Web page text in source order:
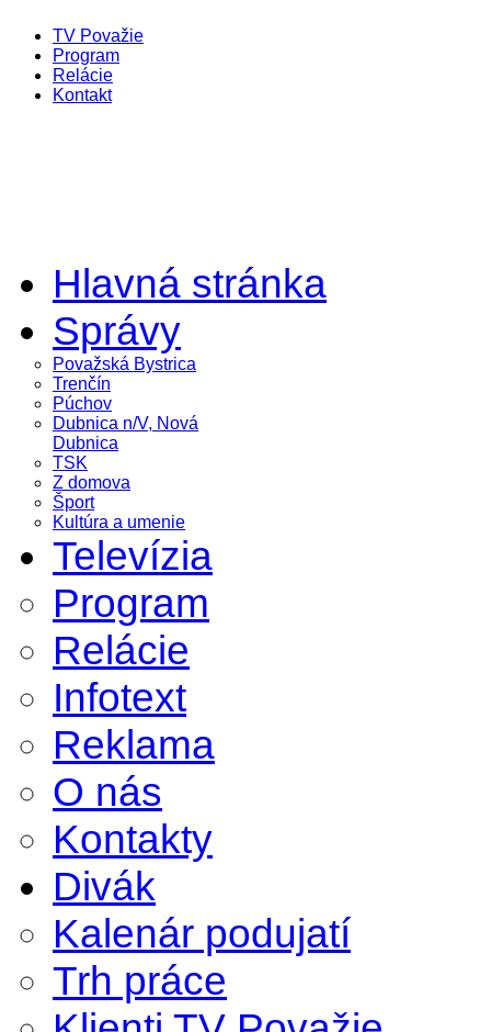
TV Považie
Program
Relácie
Kontakt
Hlavná stránka
Správy
Považská Bystrica
Trenčín
Púchov
Dubnica n/V, Nová
Dubnica
TSK
Z domova
Šport
Kultúra a umenie
Televízia
Program
Relácie
Infotext
Reklama
O nás
Kontakty
Divák
Kalenár podujatí
Trh práce